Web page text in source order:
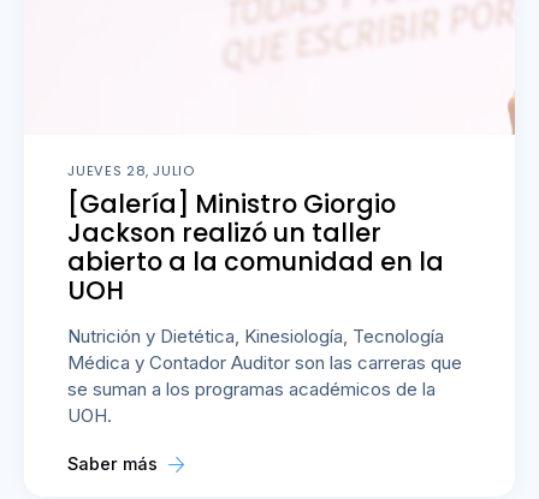
JUEVES 28, JULIO
[Galería] Ministro Giorgio
Jackson realizó un taller
abierto a la comunidad en la
UOH
Nutrición y Dietética, Kinesiología, Tecnología
Médica y Contador Auditor son las carreras que
se suman a los programas académicos de la
UOH.
Saber más